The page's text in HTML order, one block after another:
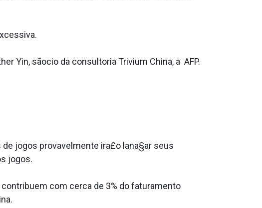
Yin, sãocio da consultoria Trivium China, a AFP.
jogos provavelmente ira£o lana§ar seus
jogos.
com cerca de 3% do faturamento